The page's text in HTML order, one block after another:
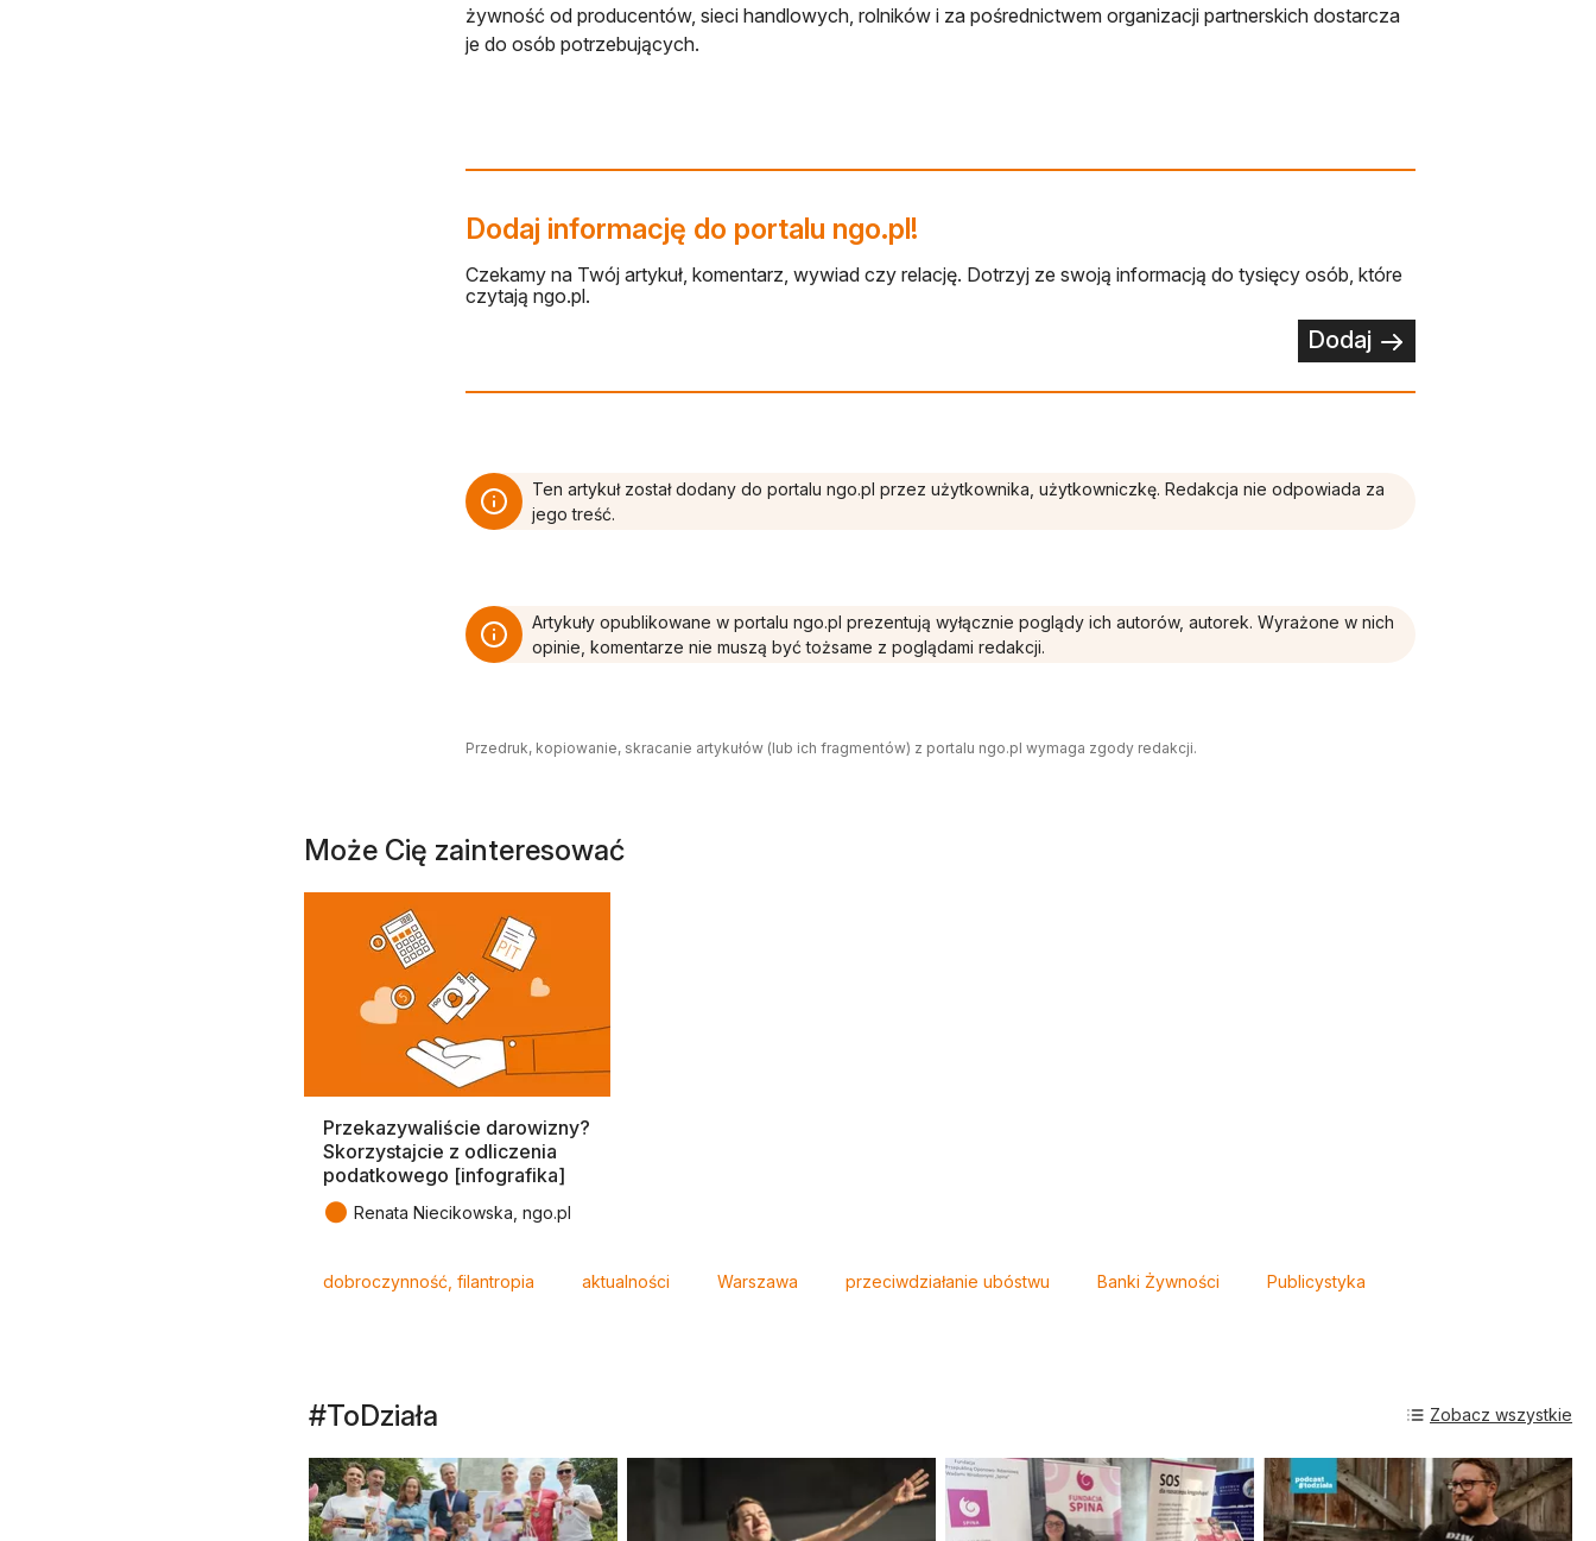
żywność od producentów, sieci handlowych, rolników i za pośrednictwem organizacji partnerskich dostarcza
je do osób potrzebujących.
Dodaj informację do portalu ngo.pl!
Czekamy na Twój artykuł, komentarz, wywiad czy relację. Dotrzyj ze swoją informacją do tysięcy osób, które
czytają ngo.pl.
Dodaj
Ten artykuł został dodany do portalu ngo.pl przez użytkownika, użytkowniczkę. Redakcja nie odpowiada za
jego treść.
Artykuły opublikowane w portalu ngo.pl prezentują wyłącznie poglądy ich autorów, autorek. Wyrażone w nich
opinie, komentarze nie muszą być tożsame z poglądami redakcji.
Przedruk, kopiowanie, skracanie artykułów (lub ich fragmentów) z portalu ngo.pl wymaga zgody redakcji.
Może Cię zainteresować
Przekazywaliście darowizny?
Skorzystajcie z odliczenia
podatkowego [infografika]
● Renata Niecikowska, ngo.pl
dobroczynność, filantropia aktualności Warszawa przeciwdziałanie ubóstwu Banki Żywności Publicystyka
#ToDziała Zobacz wszystkie